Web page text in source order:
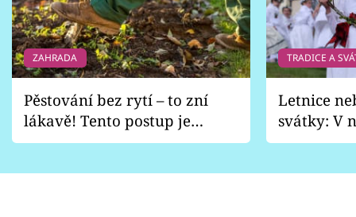
ZAHRADA
Pěstování bez rytí – to zní
lákavě! Tento postup je
vhodný jen pro některé
TRADICE A
Letnice
svátky: V
pondělí